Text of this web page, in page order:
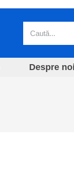
Despre noi